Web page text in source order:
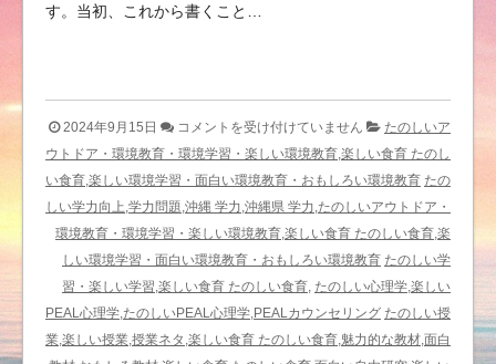
す。当初、これから書くこと…
2024年9月15日
心
動
か
さ
れ
な
い
さ
ん
コメントを受け付けていません
たのしいア
ウトドア・環境教育・環境学習・楽しい環境教育,楽しい食育 たのし
い食育,楽しい環境学習・面白い環境教育・おもしろい環境教育 たの
しい学力向上,学力問題,沖縄 学力,沖縄県 学力,たのしいアウトドア・
環境教育・環境学習・楽しい環境教育,楽しい食育 たのしい食育,楽
しい環境学習・面白い環境教育・おもしろい環境教育 たのしい学
習・楽しい学習,楽しい食育 たのしい食育, たのしい心理学,楽しい
PEAL心理学,たのしいPEAL心理学,PEALカウンセリング たのしい授
業,楽しい授業,授業ネタ,楽しい食育 たのしい食育,魅力的な教材,面白